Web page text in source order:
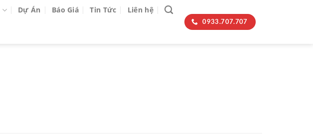
Dự Án Báo Giá Tin Tức Liên hệ
0933.707.707